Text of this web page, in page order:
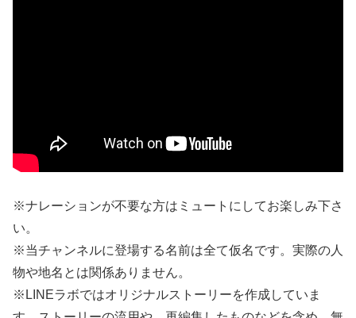
※ナレーションが不要な方はミュートにしてお楽しみ下さ
い。
※当チャンネルに登場する名前は全て仮名です。実際の人
物や地名とは関係ありません。
※LINEラボではオリジナルストーリーを作成していま